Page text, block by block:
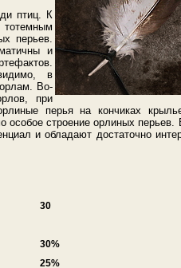
птиц. К
тотемным
перьев.
и
в
Во-
при
перья на кончиках
особое строение орлиных перьев.
и обладают достаточно
30
30%
25%